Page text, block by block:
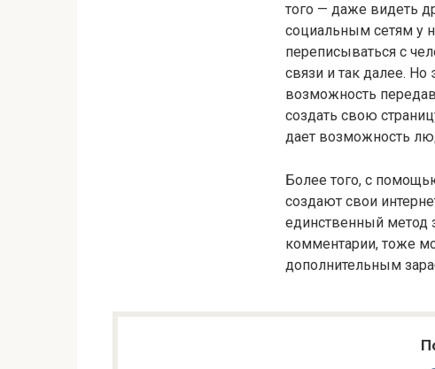
того — даже видеть
социальным сетям у
переписываться с
связи и так далее.
возможность
создать свою
дает возможность
Более того, с
создают свои
единственный метод
комментарии, тоже
дополнительным